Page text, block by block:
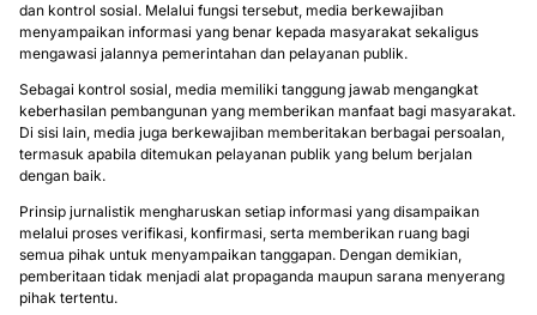
dan kontrol sosial. Melalui fungsi tersebut, media berkewajiban
menyampaikan informasi yang benar kepada masyarakat sekaligus
mengawasi jalannya pemerintahan dan pelayanan publik.
Sebagai kontrol sosial, media memiliki tanggung jawab mengangkat
keberhasilan pembangunan yang memberikan manfaat bagi masyarakat.
Di sisi lain, media juga berkewajiban memberitakan berbagai persoalan,
termasuk apabila ditemukan pelayanan publik yang belum berjalan
dengan baik.
Prinsip jurnalistik mengharuskan setiap informasi yang disampaikan
melalui proses verifikasi, konfirmasi, serta memberikan ruang bagi
semua pihak untuk menyampaikan tanggapan. Dengan demikian,
pemberitaan tidak menjadi alat propaganda maupun sarana menyerang
pihak tertentu.